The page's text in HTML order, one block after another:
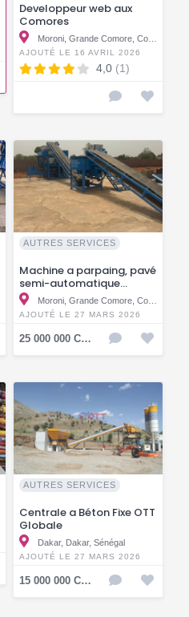
Developpeur web aux
Comores
Moroni, Grande Comore, Comores
AJOUTÉ LE 16 AVRIL 2026
4,0 (1)
AUTRES SERVICES
Machine a parpaing, pavé
semi-automatique
OTT4.1SA
Moroni, Grande Comore, Comores
AJOUTÉ LE 27 MARS 2026
25 000 000 CFA / KMF
AUTRES SERVICES
Centrale a Béton Fixe OTT
Globale
Dakar, Dakar, Sénégal
AJOUTÉ LE 27 MARS 2026
15 000 000 CFA / KMF